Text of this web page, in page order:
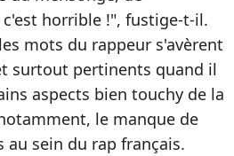
horrible !", fustige-t-il.
mots du rappeur s'avèrent
surtout pertinents quand il
aspects bien touchy de la
le manque de
sein du rap français.